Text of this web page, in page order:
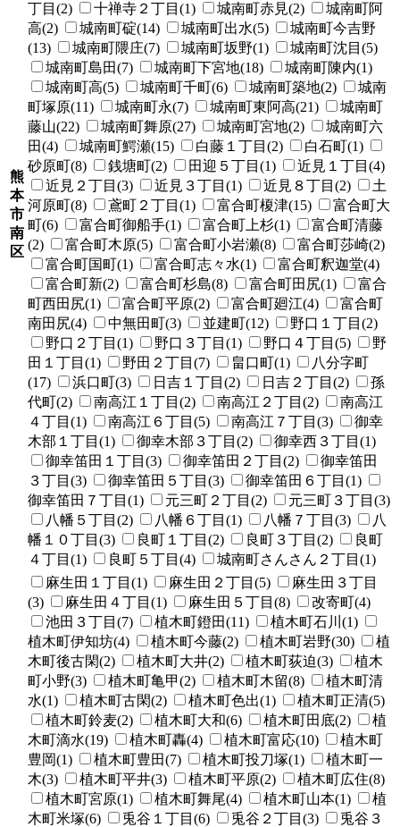
熊
本
市
南
区
丁目(2)
十禅寺２丁目(1) 城南町赤見(2)
城南町阿
高(2)
城南町碇(14) 城南町出水(5)
城南町今吉野
(13)
城南町隈庄(7) 城南町坂野(1)
城南町沈目(5)
城南町島田(7)
城南町下宮地(18)
城南町陳内(1)
城南町高(5)
城南町千町(6) 城南町築地(2)
城南
町塚原(11)
城南町永(7) 城南町東阿高(21)
城南町
藤山(22)
城南町舞原(27) 城南町宮地(2)
城南町六
田(4)
城南町鰐瀬(15) 白藤１丁目(2)
白石町(1)
砂原町(8)
銭塘町(2) 田迎５丁目(1)
近見１丁目(4)
近見２丁目(3)
近見３丁目(1) 近見８丁目(2)
土
河原町(8)
鳶町２丁目(1) 富合町榎津(15)
富合町大
町(6)
富合町御船手(1) 富合町上杉(1)
富合町清藤
(2)
富合町木原(5) 富合町小岩瀬(8)
富合町莎崎(2)
富合町国町(1)
富合町志々水(1)
富合町釈迦堂(4)
富合町新(2)
富合町杉島(8) 富合町田尻(1)
富合
町西田尻(1)
富合町平原(2) 富合町廻江(4)
富合町
南田尻(4)
中無田町(3) 並建町(12)
野口１丁目(2)
野口２丁目(1)
野口３丁目(1) 野口４丁目(5)
野
田１丁目(1)
野田２丁目(7) 畠口町(1)
八分字町
(17)
浜口町(3) 日吉１丁目(2) 日吉２丁目(2)
孫
代町(2)
南高江１丁目(2) 南高江２丁目(2)
南高江
４丁目(1)
南高江６丁目(5) 南高江７丁目(3)
御幸
木部１丁目(1)
御幸木部３丁目(2)
御幸西３丁目(1)
御幸笛田１丁目(3)
御幸笛田２丁目(2)
御幸笛田
３丁目(3)
御幸笛田５丁目(3)
御幸笛田６丁目(1)
御幸笛田７丁目(1)
元三町２丁目(2)
元三町３丁目(3)
八幡５丁目(2)
八幡６丁目(1) 八幡７丁目(3)
八
幡１０丁目(3)
良町１丁目(2) 良町３丁目(2)
良町
４丁目(1)
良町５丁目(4) 城南町さんさん２丁目(1)
麻生田１丁目(1) 麻生田２丁目(5)
麻生田３丁目
(3)
麻生田４丁目(1) 麻生田５丁目(8)
改寄町(4)
池田３丁目(7)
植木町鐙田(11)
植木町石川(1)
植木町伊知坊(4)
植木町今藤(2) 植木町岩野(30)
植
木町後古閑(2)
植木町大井(2) 植木町荻迫(3)
植木
町小野(3)
植木町亀甲(2) 植木町木留(8)
植木町清
水(1)
植木町古閑(2) 植木町色出(1)
植木町正清(5)
植木町鈴麦(2)
植木町大和(6) 植木町田底(2)
植
木町滴水(19)
植木町轟(4) 植木町富応(10)
植木町
豊岡(1)
植木町豊田(7) 植木町投刀塚(1)
植木町一
木(3)
植木町平井(3) 植木町平原(2)
植木町広住(8)
植木町宮原(1)
植木町舞尾(4) 植木町山本(1)
植
木町米塚(6)
兎谷１丁目(6) 兎谷２丁目(3)
兎谷３